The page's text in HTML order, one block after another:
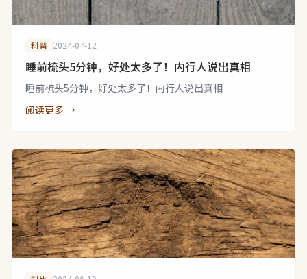
科普 2024-07-12
睡前梳头5分钟，好处太多了！内行人说出真相
睡前梳头5分钟，好处太多了！内行人说出真相
阅读更多 →